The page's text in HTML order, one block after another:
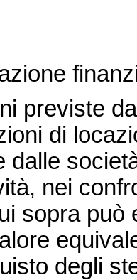
previste
di
dalle
nei
sopra
degli